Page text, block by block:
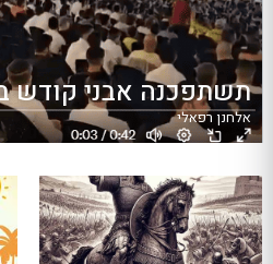
תשתפכנה אבני קודש
אלחנן רפאלי